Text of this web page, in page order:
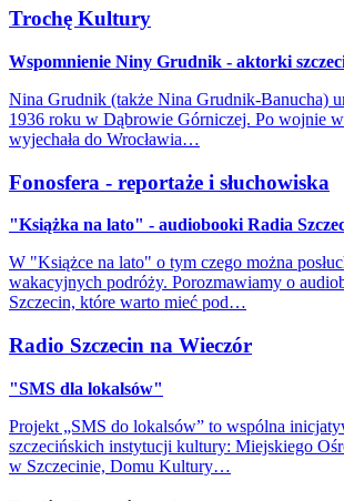
Trochę Kultury
Wspomnienie Niny Grudnik - aktorki
Nina Grudnik (także Nina Grudnik-Banucha)
1936 roku w Dąbrowie Górniczej. Po wojnie
wyjechała do Wrocławia…
Fonosfera - reportaże i słuchowiska
"Książka na lato" - audiobooki Radia
W "Książce na lato" o tym czego można
wakacyjnych podróży. Porozmawiamy o
Szczecin, które warto mieć pod…
Radio Szczecin na Wieczór
"SMS dla lokalsów"
Projekt „SMS do lokalsów” to wspólna
szczecińskich instytucji kultury: Miejskiego
w Szczecinie, Domu Kultury…